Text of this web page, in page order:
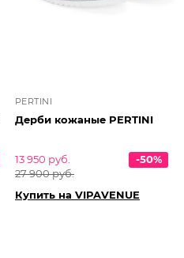
PERTINI
Дерби кожаные PERTINI
13 950 руб.
27 900 руб.
-50%
Купить на VIPAVENUE